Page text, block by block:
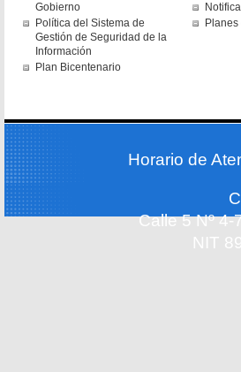
Gobierno
Política del Sistema de
Gestión de Seguridad de la
Información
Plan Bicentenario
Horario de
Calle 5 Nº
NIT